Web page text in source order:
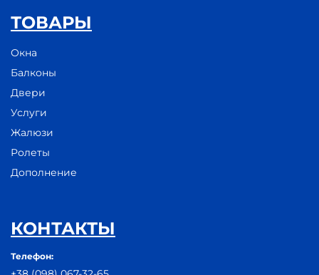
ТОВАРЫ
Окна
Балконы
Двери
Услуги
Жалюзи
Ролеты
Дополнение
КОНТАКТЫ
Телефон: